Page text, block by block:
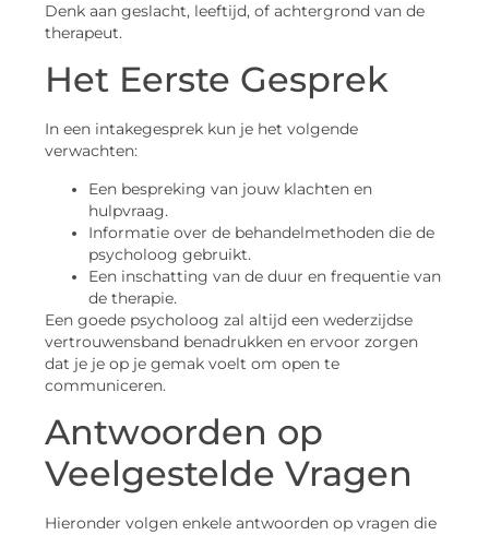
Denk aan geslacht, leeftijd, of achtergrond van de
therapeut.
Het Eerste Gesprek
In een intakegesprek kun je het volgende
verwachten:
Een bespreking van jouw klachten en
hulpvraag.
Informatie over de behandelmethoden die de
psycholoog gebruikt.
Een inschatting van de duur en frequentie van
de therapie.
Een goede psycholoog zal altijd een wederzijdse
vertrouwensband benadrukken en ervoor zorgen
dat je je op je gemak voelt om open te
communiceren.
Antwoorden op
Veelgestelde Vragen
Hieronder volgen enkele antwoorden op vragen die